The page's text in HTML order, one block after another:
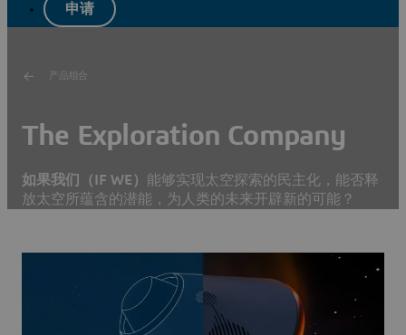
申请
产品组合
The Exploration Company
如果我们（IF WE） 能够实现太空探索的民主化，能否释
放太空所蕴含的潜能，为人类的未来开辟新的可能？